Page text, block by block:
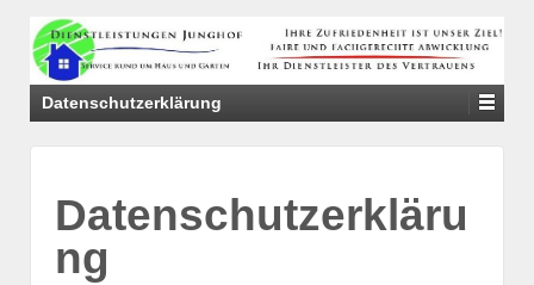
SKIP
TO
MAIN
CONTENT
Datenschutzerklärung
Datenschutzerkläru
ng